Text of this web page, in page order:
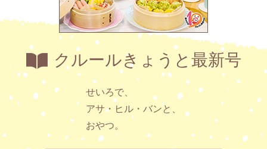
クルールきょうと最新号
せいろで、
アサ・ヒル・バンと、
おやつ。